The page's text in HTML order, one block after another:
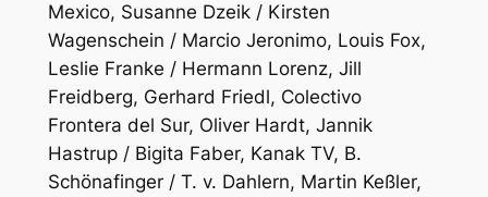
Mexico, Susanne Dzeik / Kirsten
Wagenschein / Marcio Jeronimo, Louis Fox,
Leslie Franke / Hermann Lorenz, Jill
Freidberg, Gerhard Friedl, Colectivo
Frontera del Sur, Oliver Hardt, Jannik
Hastrup / Bigita Faber, Kanak TV, B.
Schönafinger / T. v. Dahlern, Martin Keßler,